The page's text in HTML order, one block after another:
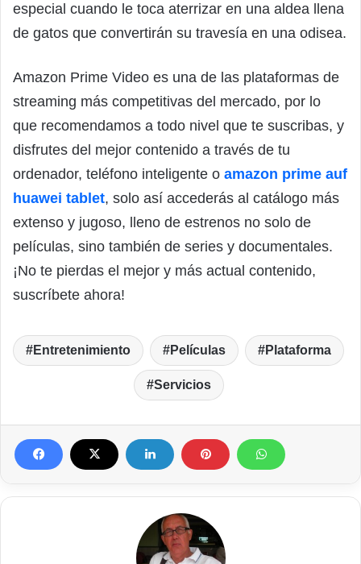
especial cuando le toca aterrizar en una aldea llena
de gatos que convertirán su travesía en una odisea.
Amazon Prime Video es una de las plataformas de
streaming más competitivas del mercado, por lo
que recomendamos a todo nivel que te suscribas, y
disfrutes del mejor contenido a través de tu
ordenador, teléfono inteligente o amazon prime auf
huawei tablet, solo así accederás al catálogo más
extenso y jugoso, lleno de estrenos no solo de
películas, sino también de series y documentales.
¡No te pierdas el mejor y más actual contenido,
suscríbete ahora!
Entretenimiento Películas Plataforma
Servicios